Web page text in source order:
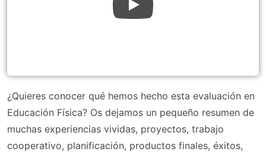
¿Quieres conocer qué hemos hecho esta evaluación en
Educación Física? Os dejamos un pequeño resumen de
muchas experiencias vividas, proyectos, trabajo
cooperativo, planificación, productos finales, éxitos,